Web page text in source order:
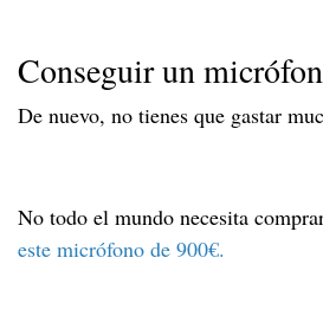
Conseguir un
De nuevo, no tienes que gastar
No todo el mundo necesita
este micrófono de 900€.